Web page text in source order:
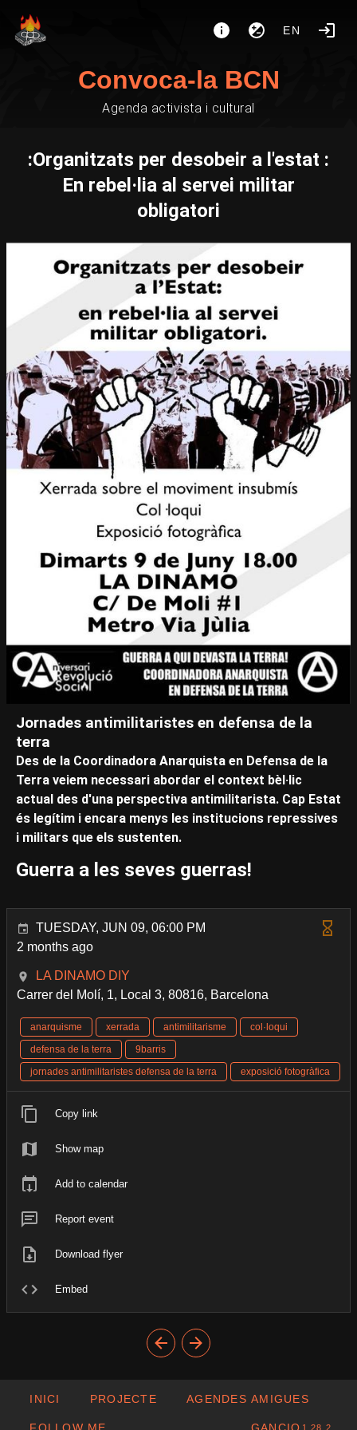
EN
Convoca-la BCN
Agenda activista i cultural
:Organitzats per desobeir a l'estat :
En rebel·lia al servei militar
obligatori
Jornades antimilitaristes en defensa de la
terra
Des de la Coordinadora Anarquista en Defensa de la
Terra veiem necessari abordar el context bèl·lic
actual des d'una perspectiva antimilitarista. Cap Estat
és legítim i encara menys les institucions repressives
i militars que els sustenten.
Guerra a les seves guerras!
TUESDAY, JUN 09, 06:00 PM
2 months ago
LA DINAMO DIY
Carrer del Molí, 1, Local 3, 80816, Barcelona
anarquisme xerrada antimilitarisme
col·loqui
defensa de la terra
9barris
jornades antimilitaristes defensa de la terra
exposició fotogràfica
Copy link
Show map
Add to calendar
Report event
Download flyer
Embed
INICI PROJECTE AGENDES AMIGUES
1.28.2